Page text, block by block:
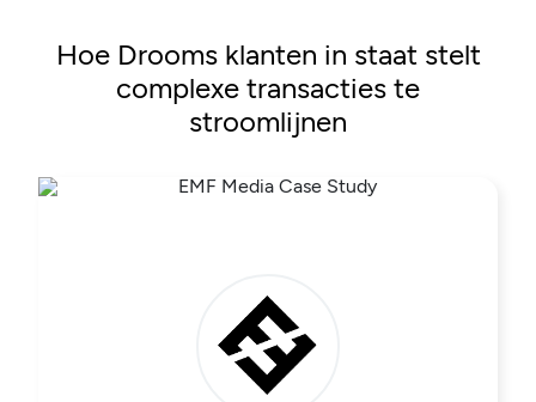
Hoe Drooms klanten in staat stelt
complexe transacties te
stroomlijnen